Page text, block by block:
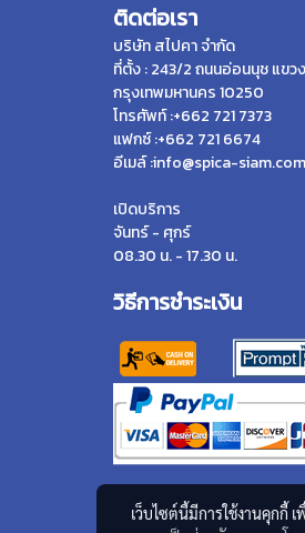
ติดต่อเรา
บริษัท สไปคา จำกัด
ที่ตั้ง : 243/2 ถนนอ่อนนุช แขวง
กรุงเทพมหานคร 10250
โทรศัพท์ :+662 721 7373
แฟกซ์ :+662 721 6674
อีเมล์ :info@spica-siam.com
เปิดบริการ
จันทร์ - ศุกร์
08.30 น. - 17.30 น.
วิธีการชำระเงิน
เว็บไซต์นี้มีการใช้งานคุกกี้